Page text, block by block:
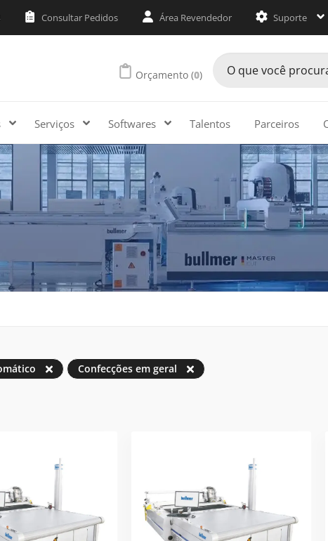
Consultar Pedidos Área Revendedor Suporte
Orçamento (0)
Serviços Softwares Talentos Parceiros
Confecções em geral